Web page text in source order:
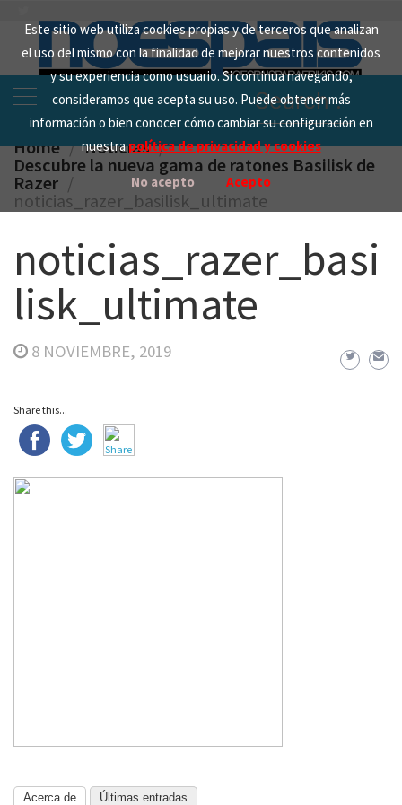
Este sitio web utiliza cookies propias y de terceros que analizan
el uso del mismo con la finalidad de mejorar nuestros contenidos
y su experiencia como usuario. Si continua navegando,
consideramos que acepta su uso. Puede obtener más
información o bien conocer cómo cambiar su configuración en
nuestrapolítica de privacidad y cookies
No acepto Acepto
content
Search
for:
Home Noticias
Descubre la nueva gama de ratones Basilisk de
Razer
noticias_razer_basilisk_ultimate
noticias_razer_basi
lisk_ultimate
8 NOVIEMBRE, 2019
Share this...
Acerca de Últimas entradas